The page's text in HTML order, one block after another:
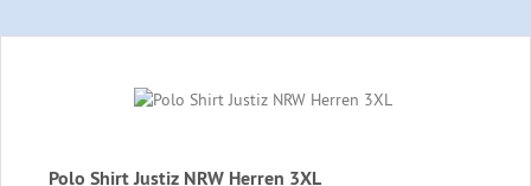
Polo Shirt Justiz NRW Herren 3XL